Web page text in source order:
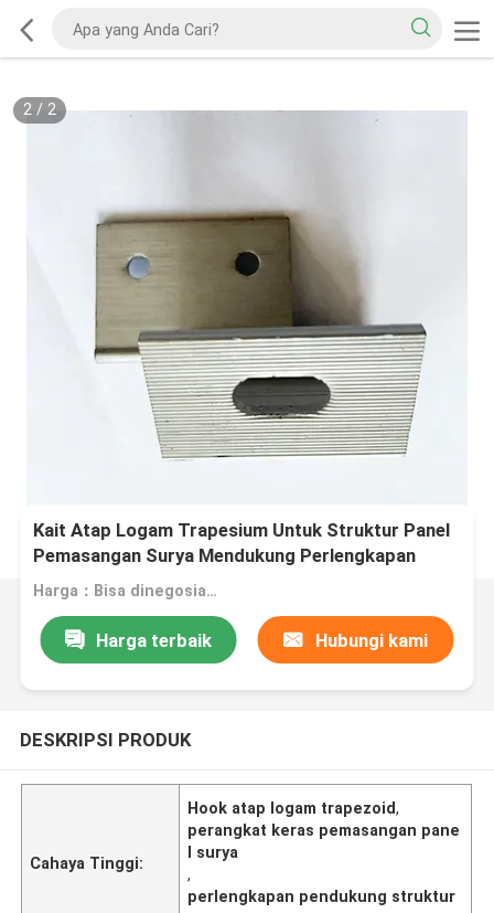
2/ 2
Kait Atap Logam Trapesium Untuk Struktur Panel
Pemasangan Surya Mendukung Perlengkapan
Perangkat Keras
Harga：Bisa dinegosiasikan
Harga terbaik Hubungi kami
DESKRIPSI PRODUK
Cahaya Tinggi:
Hook atap logam trapezoid,
perangkat keras pemasangan pane
l surya
,
perlengkapan pendukung struktur